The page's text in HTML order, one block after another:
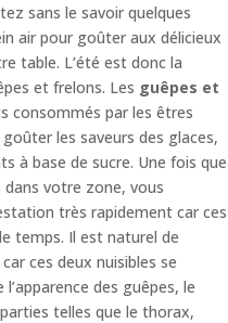
sans le savoir quelques
air pour goûter aux délicieux
table. L’été est donc la
et frelons. Les guêpes et
consommés par les êtres
les saveurs des glaces,
à base de sucre. Une fois que
votre zone, vous
très rapidement car ces
temps. Il est naturel de
ces deux nuisibles se
des guêpes, le
telles que le thorax,